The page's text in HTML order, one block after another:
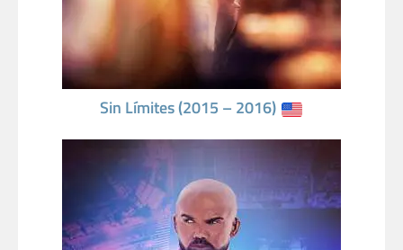
Sin Límites (2015 – 2016)